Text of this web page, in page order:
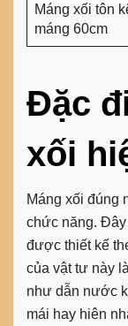
Máng xối tôn
máng 60cm
Đặc
xối
Máng xối đúng
chức năng.
được thiết kế
của vật tư này
như dẫn nước
mái hay hiên